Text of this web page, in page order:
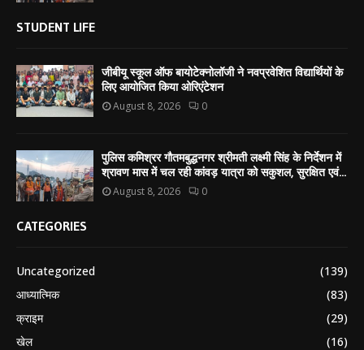
STUDENT LIFE
जीबीयू स्कूल ऑफ बायोटेक्नोलॉजी ने नवप्रवेशित विद्यार्थियों के
लिए आयोजित किया ओरिएंटेशन
August 8, 2026 0
पुलिस कमिश्रर गौतमबुद्धनगर श्रीमती लक्ष्मी सिंह के निर्देशन में
श्रावण मास में चल रही कांवड़ यात्रा को सकुशल, सुरक्षित एवं...
August 8, 2026 0
CATEGORIES
Uncategorized
(139)
आध्यात्मिक
(83)
क्राइम
(29)
खेल
(16)